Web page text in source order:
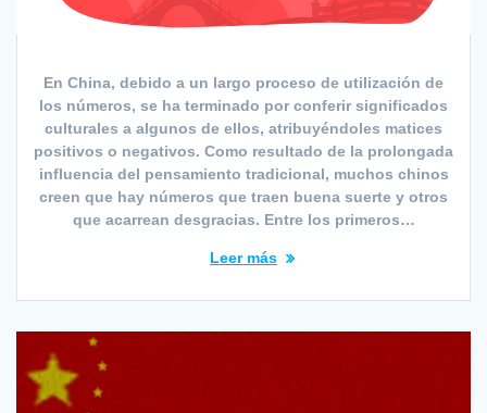
En China, debido a un largo proceso de utilización de
los números, se ha terminado por conferir significados
culturales a algunos de ellos, atribuyéndoles matices
positivos o negativos. Como resultado de la prolongada
influencia del pensamiento tradicional, muchos chinos
creen que hay números que traen buena suerte y otros
que acarrean desgracias. Entre los primeros…
Leer más